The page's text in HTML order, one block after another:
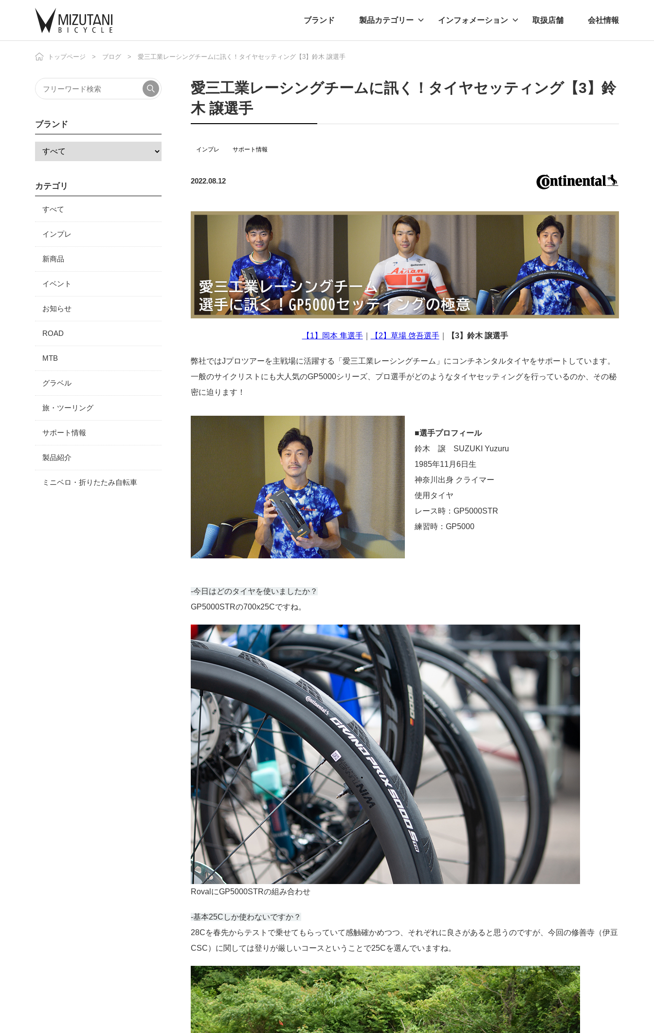
ブランド 製品カテゴリー
自転車 自転車パーツ アクセサリー
インフォメーション
ニュース プレスリリース
取扱店舗 会社情報
トップページ ブログ 愛三工業レーシングチームに訊く！タイヤセッティング【3】鈴木 譲選手
愛三工業レーシングチームに訊く！タイヤセッティング【3】鈴
木 譲選手
インプレ サポート情報
2022.08.12
【1】岡本 隼選手｜ 【2】草場 啓吾選手｜ 【3】鈴木 譲選手
弊社ではJプロツアーを主戦場に活躍する「愛三工業レーシングチーム」にコンチネンタルタイヤをサポートしています。
一般のサイクリストにも大人気のGP5000シリーズ、プロ選手がどのようなタイヤセッティングを行っているのか、その秘
密に迫ります！
■選手プロフィール
鈴木 譲 SUZUKI Yuzuru
1985年11月6日生
神奈川出身 クライマー
使用タイヤ
レース時：GP5000STR
練習時：GP5000
-今日はどのタイヤを使いましたか？
GP5000STRの700x25Cですね。
RovalにGP5000STRの組み合わせ
-基本25Cしか使わないですか？
28Cを春先からテストで乗せてもらっていて感触確かめつつ、それぞれに良さがあると思うのですが、今回の修善寺（伊豆
CSC）に関しては登りが厳しいコースということで25Cを選んでいますね。
ブランド
カテゴリ
すべて
インプレ
新商品
イベント
お知らせ
ROAD
MTB
グラベル
旅・ツーリング
サポート情報
製品紹介
ミニベロ・折りたたみ自転車